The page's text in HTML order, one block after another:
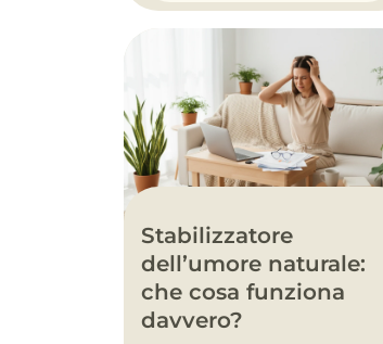
Stabilizzatore
dell’umore naturale:
che cosa funziona
davvero?